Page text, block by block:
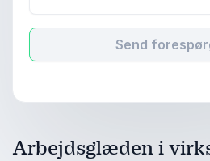
Send
Arbejdsglæden i